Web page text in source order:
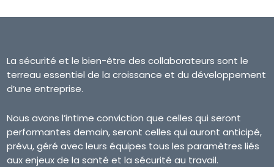
La sécurité et le bien-être des collaborateurs sont le
terreau essentiel de la croissance et du développement
d’une entreprise.
Nous avons l’intime conviction que celles qui seront
performantes demain, seront celles qui auront anticipé,
prévu, géré avec leurs équipes tous les paramètres liés
aux enjeux de la santé et la sécurité au travail.